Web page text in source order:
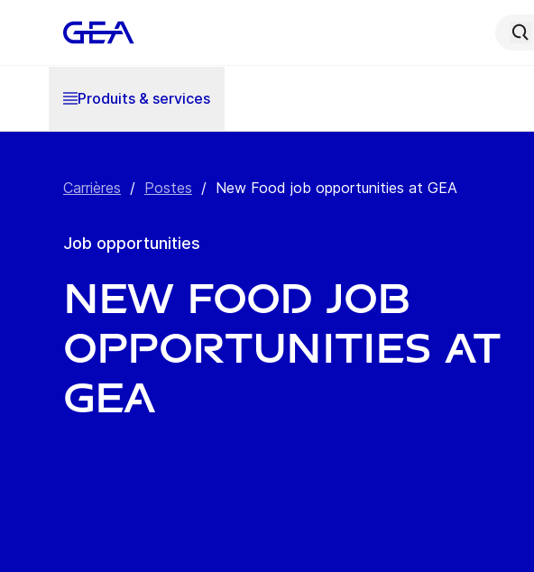
Produits & services
Carrières / Postes / New Food job opportunities at GEA
Job opportunities
New Food job
opportunities at
GEA